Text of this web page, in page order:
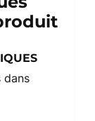
dans